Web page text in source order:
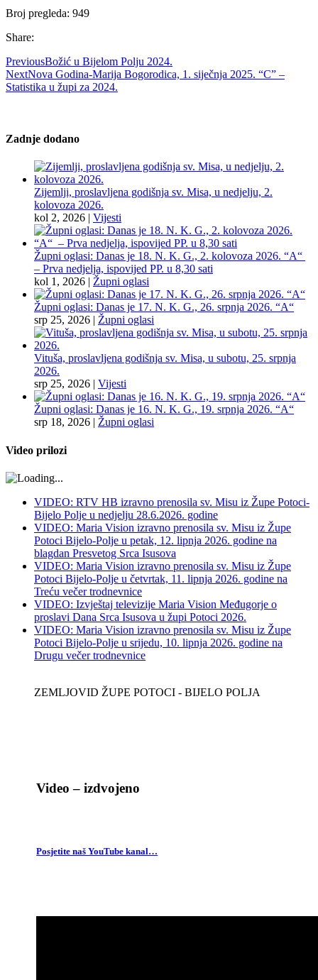
Broj pregleda: 949
Share:
PreviousBožić u Bijelom Polju 2024.
NextNova Godina-Marija Bogorodica, 1. siječnja 2025. “C” –
Statistika u župi za 2024.
Zadnje dodano
Zijemlji, proslavljena godišnja sv. Misa, u nedjelju, 2.
kolovoza 2026.
kol 2, 2026 | Vijesti
Župni oglasi: Danas je 18. N. K. G., 2. kolovoza 2026. “A“
– Prva nedjelja, ispovijed PP. u 8,30 sati
kol 1, 2026 | Župni oglasi
Župni oglasi: Danas je 17. N. K. G., 26. srpnja 2026. “A“
srp 25, 2026 | Župni oglasi
Vituša, proslavljena godišnja sv. Misa, u subotu, 25. srpnja
2026.
srp 25, 2026 | Vijesti
Župni oglasi: Danas je 16. N. K. G., 19. srpnja 2026. “A“
srp 18, 2026 | Župni oglasi
Video prilozi
VIDEO: RTV HB izravno prenosila sv. Misu iz Župe Potoci-
Bijelo Polje u nedjelju 28.6.2026. godine
VIDEO: Maria Vision izravno prenosila sv. Misu iz Župe
Potoci Bijelo-Polje u petak, 12. lipnja 2026. godine na
blagdan Presvetog Srca Isusova
VIDEO: Maria Vision izravno prenosila sv. Misu iz Župe
Potoci Bijelo-Polje u četvrtak, 11. lipnja 2026. godine na
Treću večer trodnevnice
VIDEO: Izvještaj televizije Maria Vision Međugorje o
proslavi Dana Srca Isusova u župi Potoci 2026.
VIDEO: Maria Vision izravno prenosila sv. Misu iz Župe
Potoci Bijelo-Polje u srijedu, 10. lipnja 2026. godine na
Drugu večer trodnevnice
ZEMLJOVID ŽUPE POTOCI - BIJELO POLJA
Video – izdvojeno
Posjetite naš YouTube kanal…